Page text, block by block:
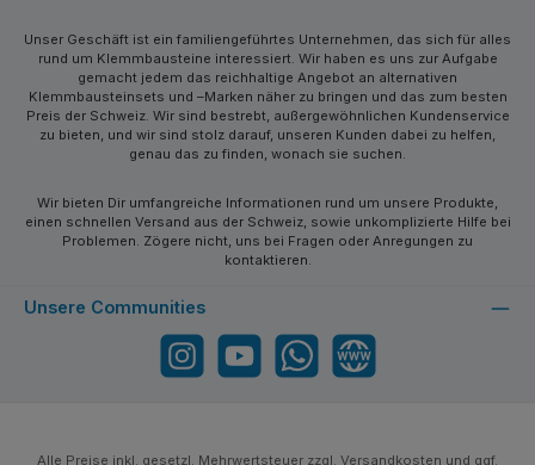
Unser Geschäft ist ein familiengeführtes Unternehmen, das sich für alles
rund um Klemmbausteine interessiert. Wir haben es uns zur Aufgabe
gemacht jedem das reichhaltige Angebot an alternativen
Klemmbausteinsets und –Marken näher zu bringen und das zum besten
Preis der Schweiz. Wir sind bestrebt, außergewöhnlichen Kundenservice
zu bieten, und wir sind stolz darauf, unseren Kunden dabei zu helfen,
genau das zu finden, wonach sie suchen.
Wir bieten Dir umfangreiche Informationen rund um unsere Produkte,
einen schnellen Versand aus der Schweiz, sowie unkomplizierte Hilfe bei
Problemen. Zögere nicht, uns bei Fragen oder Anregungen zu
kontaktieren.
Unsere Communities
Instagram YouTube WhatsApp Website
Alle Preise inkl. gesetzl. Mehrwertsteuer zzgl. Versandkosten und ggf.